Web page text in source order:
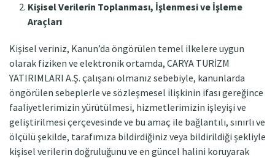
Kişisel Verilerin Toplanması, İşlenmesi ve İşleme
Araçları
Kişisel veriniz, Kanun’da öngörülen temel ilkelere uygun
olarak fiziken ve elektronik ortamda, CARYA TURİZM
YATIRIMLARI A.Ş. çalışanı olmanız sebebiyle, kanunlarda
öngörülen sebeplerle ve sözleşmesel ilişkinin ifası gereğince
faaliyetlerimizin yürütülmesi, hizmetlerimizin işleyişi ve
geliştirilmesi çerçevesinde ve bu amaç ile bağlantılı, sınırlı ve
ölçülü şekilde, tarafımıza bildirdiğiniz veya bildirildiği şekliyle
kişisel verilerin doğruluğunu ve en güncel halini koruyarak